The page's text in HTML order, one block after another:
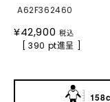
A62F362460
¥42,900 税込
[ 390 pt進呈 ]